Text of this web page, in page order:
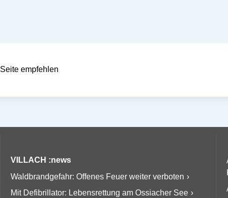
Seite empfehlen
VILLACH :news
Waldbrandgefahr: Offenes Feuer weiter verboten
Mit Defibrillator: Lebensrettung am Ossiacher See